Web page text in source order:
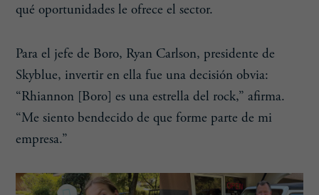
qué oportunidades le ofrece el sector.
Para el jefe de Boro, Ryan Carlson, presidente de
Skyblue, invertir en ella fue una decisión obvia:
“Rhiannon [Boro] es una estrella del rock,” afirma.
“Me siento bendecido de que forme parte de mi
empresa.”